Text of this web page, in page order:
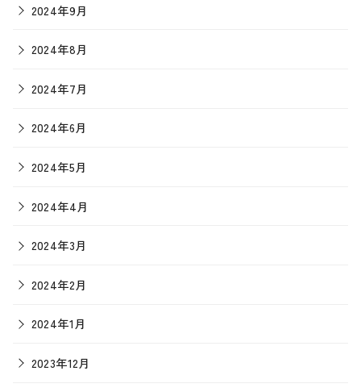
2024年9月
2024年8月
2024年7月
2024年6月
2024年5月
2024年4月
2024年3月
2024年2月
2024年1月
2023年12月